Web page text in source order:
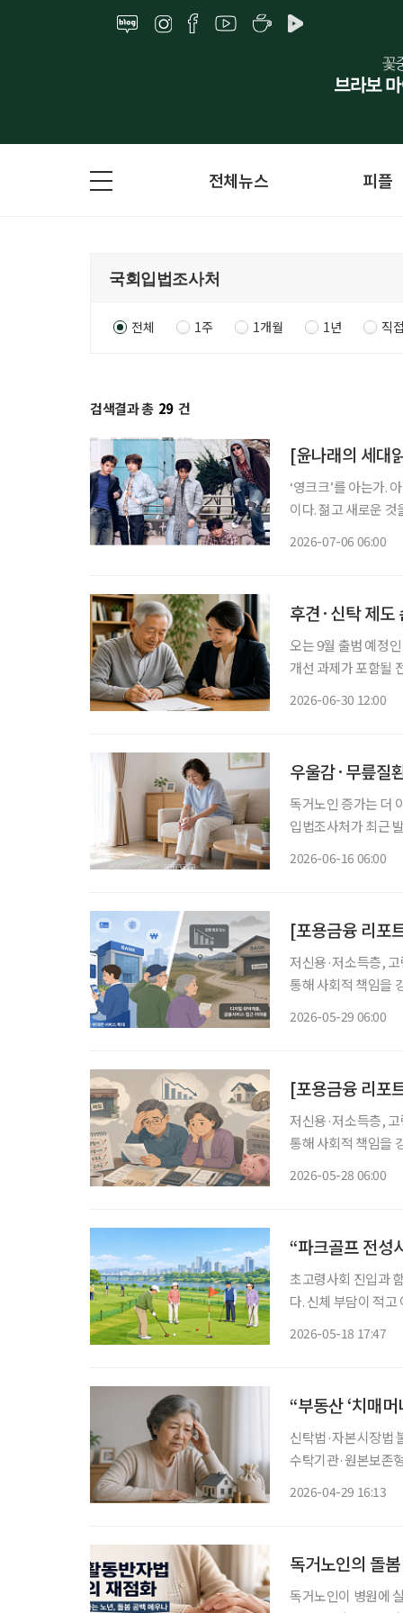
전체뉴스 피플
전체 1주 1개월 1년 직
검색결과 총 29 건
[윤나래의 세대
‘영크크’를 아는가.
이다. 젊고 새로운
2026-07-06 06:00
후견·신탁 제도
오는 9월 출범 예정
개선 과제가 포함될
2026-06-30 12:00
우울감·무릎질
독거노인 증가는 더
입법조사처가 최근
2026-06-16 06:00
[포용금융 리포
저신용·저소득층,
통해 사회적 책임을
2026-05-29 06:00
[포용금융 리포
저신용·저소득층,
통해 사회적 책임을
2026-05-28 06:00
“파크골프 전성
초고령사회 진입과
다. 신체 부담이 적
2026-05-18 17:47
신탁법·자본시장법
수탁기관·원본보존형 신탁 도입 검토해야
2026-04-29 16:13
독거노인의 돌
독거노인이 병원에